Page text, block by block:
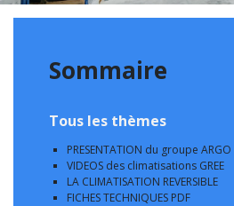
Sommaire
Tous les thèmes
PRESENTATION du groupe ARGO
VIDEOS des climatisations GREE
LA CLIMATISATION REVERSIBLE
FICHES TECHNIQUES PDF